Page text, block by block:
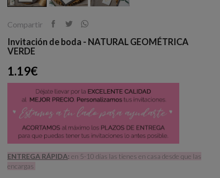
Compartir
Invitación de boda - NATURAL GEOMÉTRICA
VERDE
1.19€
ENTREGA RÁPIDA: en 5-10 días las tienes en casa desde que las
encargas